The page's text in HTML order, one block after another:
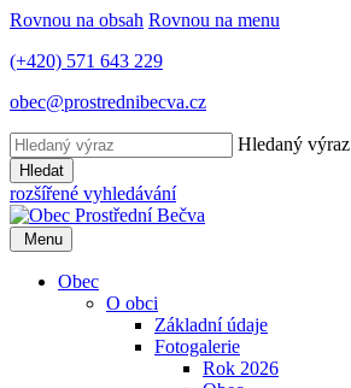
Rovnou na obsah Rovnou na menu
(+420) 571 643 229
obec@prostrednibecva.cz
Hledaný výraz
Hledat
rozšířené vyhledávání
Menu
Obec
O obci
Základní údaje
Fotogalerie
Rok 2026